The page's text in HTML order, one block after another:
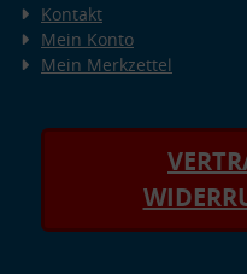
Kontakt
Mein Konto
Mein Merkzettel